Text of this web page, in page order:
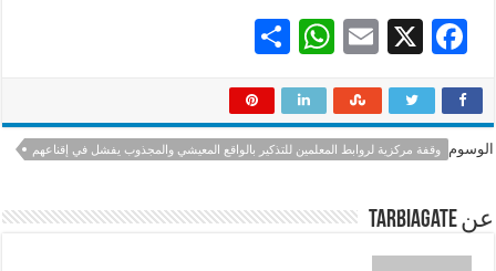
F
e
b
o
k
X
E
ai
l
W
at
sA
p
ar
e
الوسوم وقفة مركزية لروابط المعلمين للتذكير بالواقع المعيشي والمجذوب يفشل في إقناعهم
عن tarbiagate